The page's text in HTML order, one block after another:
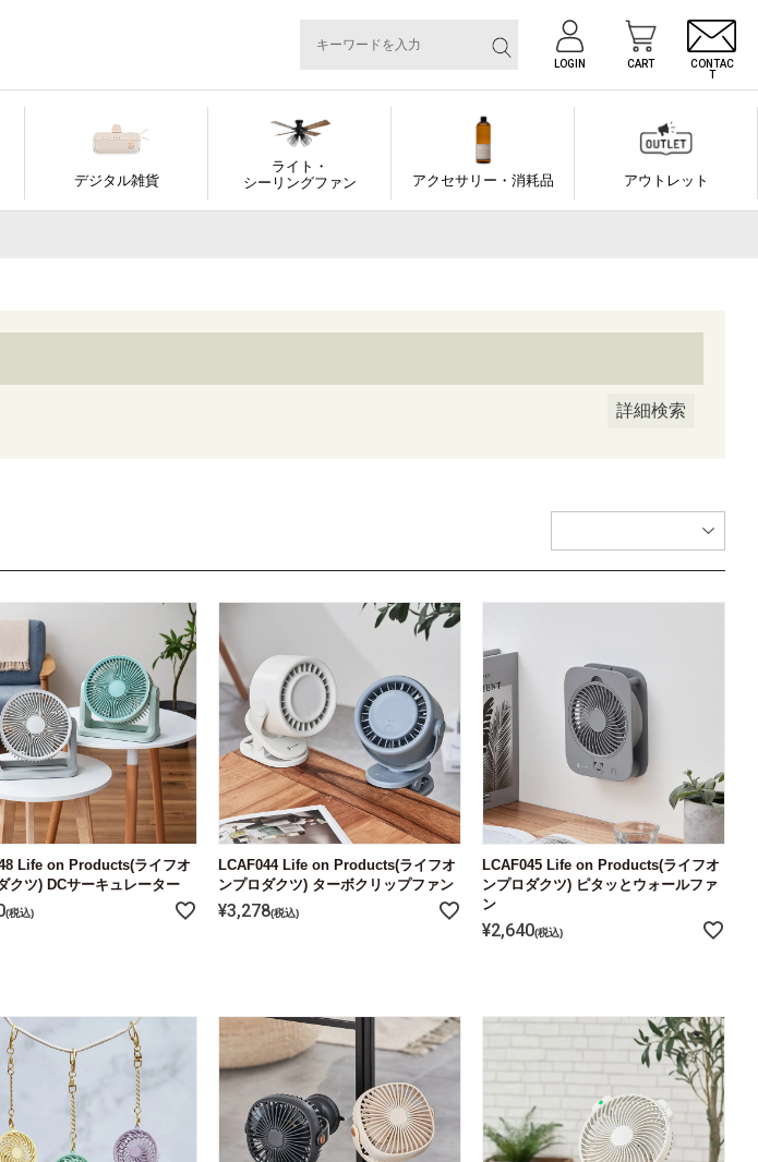
LOGIN CART
CONTAC
T
デジタル雑貨
ライト・
シーリングファン
アクセサリー・消耗品 アウトレット
詳細検索
商品番号/JANコード
Life on Products(ライフオ
クツ) DCサーキュレーター
税込
LCAF044 Life on Products(ライフオ
ンプロダクツ) ターボクリップファン
¥3,278 税込
LCAF045 Life on Products(ライフオ
ンプロダクツ) ピタッとウォールファ
ン
¥2,640 税込